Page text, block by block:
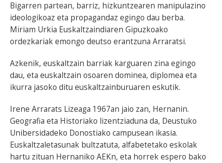
Bigarren partean, barriz, hizkuntzearen manipulazino
ideologikoaz eta propagandaz egingo dau berba.
Miriam Urkia Euskaltzaindiaren Gipuzkoako
ordezkariak emongo deutso erantzuna Arraratsi.
Azkenik, euskaltzain barriak karguaren zina egingo
dau, eta euskaltzain osoaren dominea, diplomea eta
ikurra jasoko ditu euskaltzainburuaren eskutik.
Irene Arrarats Lizeaga 1967an jaio zan, Hernanin.
Geografia eta Historiako lizentziaduna da, Deustuko
Unibersidadeko Donostiako campusean ikasia.
Euskaltzaletasunak bultzatuta, alfabetetako eskolak
hartu zituan Hernaniko AEKn, eta horrek espero bako